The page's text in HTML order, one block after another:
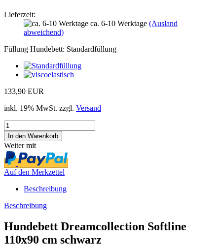
Lieferzeit:
ca. 6-10 Werktage (Ausland
abweichend)
Füllung Hundebett: Standardfüllung
133,90 EUR
inkl. 19% MwSt. zzgl. Versand
Weiter mit
Auf den Merkzettel
Beschreibung
Beschreibung
Hundebett Dreamcollection Softline
110x90 cm schwarz